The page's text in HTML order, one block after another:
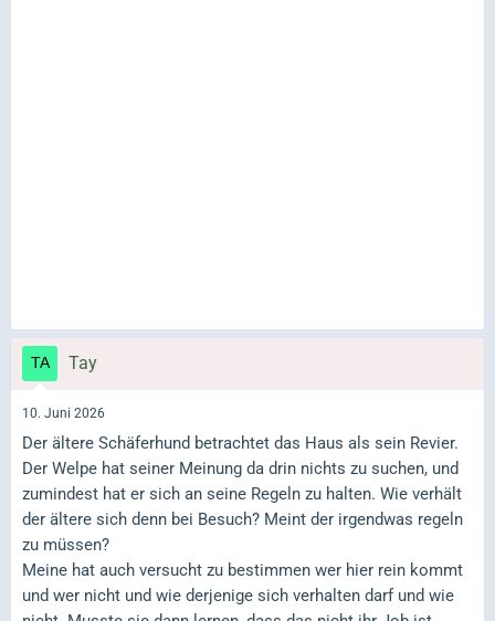
Tay
10. Juni 2026
Der ältere Schäferhund betrachtet das Haus als sein Revier.
Der Welpe hat seiner Meinung da drin nichts zu suchen, und
zumindest hat er sich an seine Regeln zu halten. Wie verhält
der ältere sich denn bei Besuch? Meint der irgendwas regeln
zu müssen?
Meine hat auch versucht zu bestimmen wer hier rein kommt
und wer nicht und wie derjenige sich verhalten darf und wie